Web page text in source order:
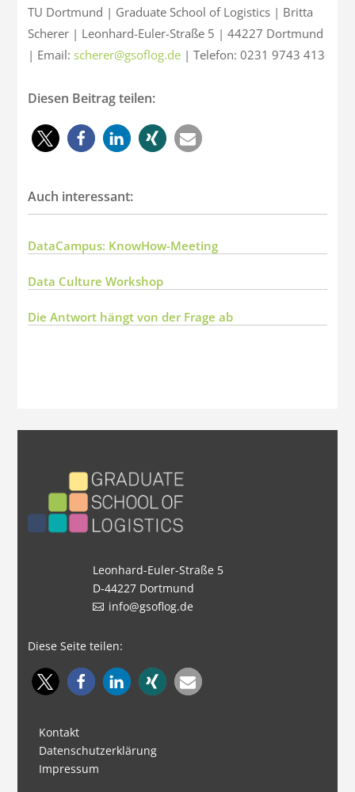
TU Dortmund | Graduate School of Logistics | Britta
Scherer | Leonhard-Euler-Straße 5 | 44227 Dortmund
| Email: scherer@gsoflog.de| Telefon: 0231 9743 413
Diesen Beitrag teilen:
Auch interessant:
DataCampus: KnowHow-Meeting
Data Culture Workshop
Die Antwort hängt von der Frage ab
Leonhard-Euler-Straße 5
D-44227 Dortmund
info@gsoflog.de
Diese Seite teilen:
Kontakt
Datenschutzerklärung
Impressum